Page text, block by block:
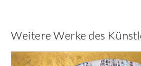
Weitere Werke des